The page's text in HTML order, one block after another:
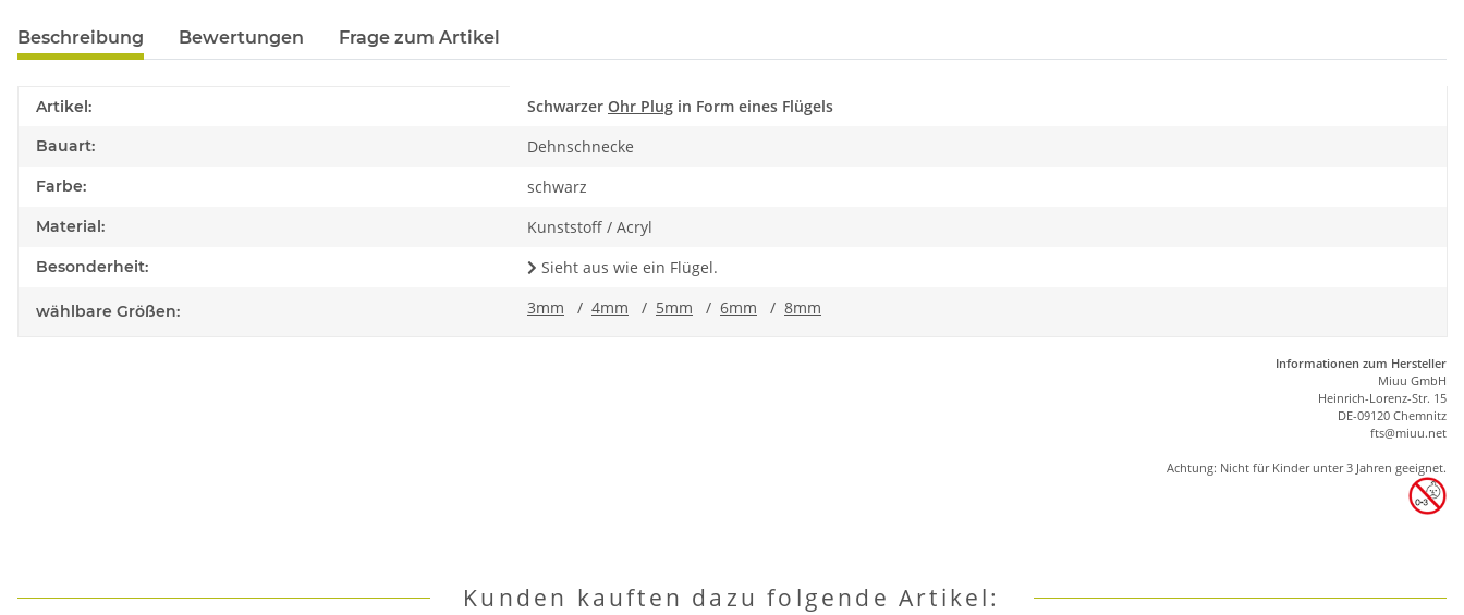
Beschreibung Bewertungen Frage zum Artikel
Produkteigenschaft
Wert
Artikel: Schwarzer Ohr Plug in Form eines Flügels
Bauart: Dehnschnecke
Farbe: schwarz
Material: Kunststoff / Acryl
Besonderheit: Sieht aus wie ein Flügel.
wählbare Größen: 3mm / 4mm / 5mm / 6mm / 8mm
Informationen zum Hersteller
Miuu GmbH
Heinrich-Lorenz-Str. 15
DE-09120 Chemnitz
fts@miuu.net
Achtung: Nicht für Kinder unter 3 Jahren geeignet.
Kunden kauften dazu folgende Artikel: